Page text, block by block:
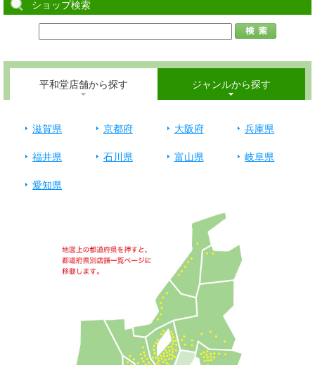
ショップ検索
平和堂店舗から探す ジャンルから探す
滋賀県 京都府 大阪府
兵庫県
福井県
石川県 富山県
岐阜県
愛知県